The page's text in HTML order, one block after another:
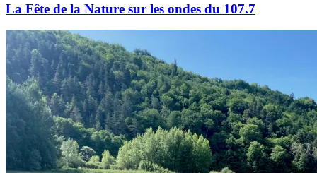
La Fête de la Nature sur les ondes du 107.7